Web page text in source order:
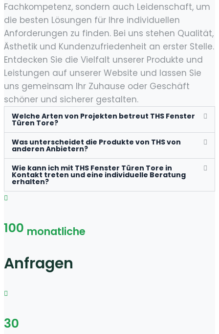
Fachkompetenz, sondern auch Leidenschaft, um
die besten Lösungen für Ihre individuellen
Anforderungen zu finden. Bei uns stehen Qualität,
Ästhetik und Kundenzufriedenheit an erster Stelle.
Entdecken Sie die Vielfalt unserer Produkte und
Leistungen auf unserer Website und lassen Sie
uns gemeinsam Ihr Zuhause oder Geschäft
schöner und sicherer gestalten.
Welche Arten von Projekten betreut THS Fenster
Türen Tore?
Was unterscheidet die Produkte von THS von
anderen Anbietern?
Wie kann ich mit THS Fenster Türen Tore in
Kontakt treten und eine individuelle Beratung
erhalten?
100 monatliche
Anfragen
30